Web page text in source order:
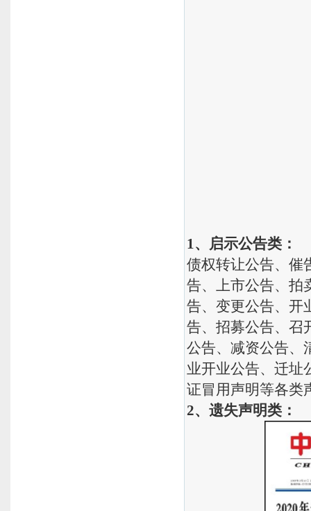
1、启示公告类：
债权转让公告、催
告、上市公告、拍
告、变更公告、开
告、招募公告、召
公告、减资公告、
业开业公告、迁址
证冒用声明等各类
2、遗失声明类：